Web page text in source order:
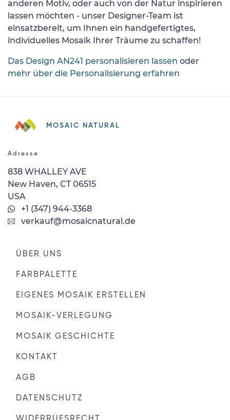
anderen Motiv, oder auch von der Natur inspirieren
lassen möchten - unser Designer-Team ist
einsatzbereit, um Ihnen ein handgefertigtes,
individuelles Mosaik Ihrer Träume zu schaffen!
Das Design AN241 personalisieren lassen oder
mehr über die Personalisierung erfahren
MOSAIC NATURAL
Adresse
838 WHALLEY AVE
New Haven, CT 06515
USA
+1 (347) 944-3368
verkauf@mosaicnatural.de
ÜBER UNS
FARBPALETTE
EIGENES MOSAIK ERSTELLEN
MOSAIK-VERLEGUNG
MOSAIK GESCHICHTE
KONTAKT
AGB
DATENSCHUTZ